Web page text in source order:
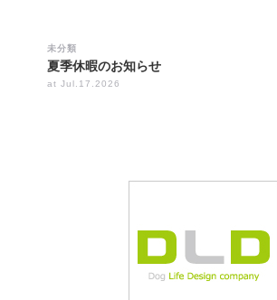
未分類
夏季休暇のお知らせ
at Jul.17.2026